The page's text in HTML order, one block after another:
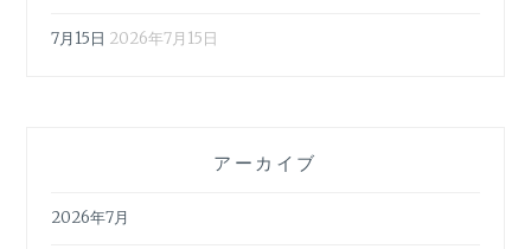
7月15日 2026年7月15日
アーカイブ
2026年7月